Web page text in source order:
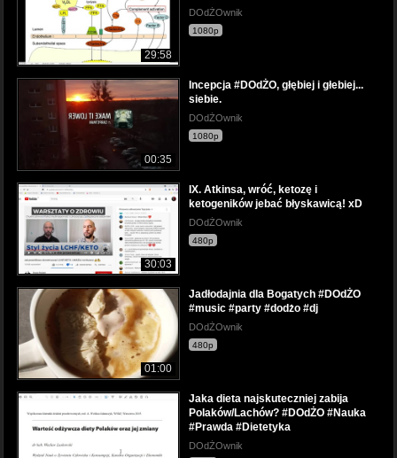
29:58
DOdŻOwnik
1080p
00:35
Incepcja #DOdŻO, głębiej i głebiej...
siebie.
DOdŻOwnik
1080p
30:03
IX. Atkinsa, wróć, ketozę i
ketogeników jebać błyskawicą! xD
DOdŻOwnik
480p
01:00
Jadłodajnia dla Bogatych #DOdŻO
#music #party #dodżo #dj
DOdŻOwnik
480p
Jaka dieta najskuteczniej zabija
Polaków/Lachów? #DOdŻO #Nauka
#Prawda #Dietetyka
DOdŻOwnik